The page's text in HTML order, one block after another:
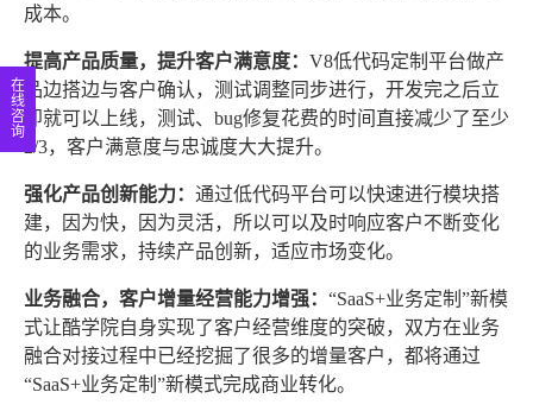
成本。
提高产品质量，提升客户满意度： V8低代码定制平台做产
品边搭边与客户确认，测试调整同步进行，开发完之后立
即就可以上线，测试、bug修复花费的时间直接减少了至少
2/3，客户满意度与忠诚度大大提升。
强化产品创新能力： 通过低代码平台可以快速进行模块搭
建，因为快，因为灵活，所以可以及时响应客户不断变化
的业务需求，持续产品创新，适应市场变化。
业务融合，客户增量经营能力增强： “SaaS+业务定制”新模
式让酷学院自身实现了客户经营维度的突破，双方在业务
融合对接过程中已经挖掘了很多的增量客户，都将通过
“SaaS+业务定制”新模式完成商业转化。
在
线
咨
询